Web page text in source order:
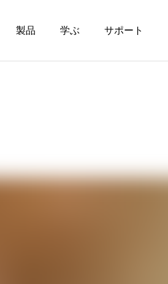
製品 学ぶ サポート